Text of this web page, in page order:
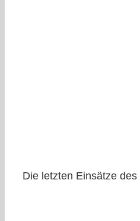
Die letzten Einsätze